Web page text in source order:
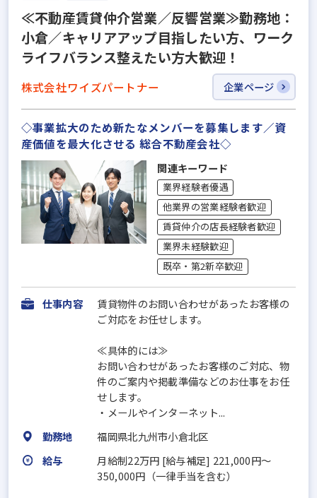
≪不動産賃貸仲介営業／反響営業≫勤務地：
小倉／キャリアアップ目指したい方、ワーク
ライフバランス整えたい方大歓迎！
株式会社ワイズパートナー 企業ページ
◇事業拡大のため新たなメンバーを募集します／資
産価値を最大化させる 総合不動産会社◇
関連キーワード
業界経験者優遇
他業界の営業経験者歓迎
賃貸仲介の店長経験者歓迎
業界未経験歓迎
既卒・第2新卒歓迎
仕事内容
賃貸物件のお問い合わせがあったお客様の
ご対応をお任せします。
≪具体的には≫
お問い合わせがあったお客様のご対応、物
件のご案内や掲載準備などのお仕事をお任
せします。
・メールやインターネット...
勤務地
福岡県北九州市小倉北区
給与
月給制22万円 [給与補足] 221,000円～
350,000円（一律手当を含む）